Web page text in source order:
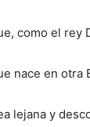
como el rey
nace en otra
lejana y